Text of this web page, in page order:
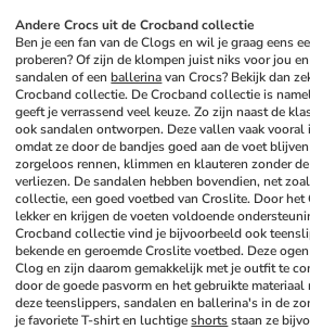
Andere Crocs uit de Crocband collectie
Ben je een fan van de Clogs en wil je graag eens
proberen? Of zijn de klompen juist niks voor jou
sandalen of een ballerina van Crocs? Bekijk dan
Crocband collectie. De Crocband collectie is
geeft je verrassend veel keuze. Zo zijn naast de
ook sandalen ontworpen. Deze vallen vaak vooral
omdat ze door de bandjes goed aan de voet
zorgeloos rennen, klimmen en klauteren zonder
verliezen. De sandalen hebben bovendien, net
collectie, een goed voetbed van Croslite. Door
lekker en krijgen de voeten voldoende
Crocband collectie vind je bijvoorbeeld ook
bekende en geroemde Croslite voetbed. Deze
Clog en zijn daarom gemakkelijk met je outfit te
door de goede pasvorm en het gebruikte
deze teenslippers, sandalen en ballerina's in de
je favoriete T-shirt en luchtige shorts staan ze